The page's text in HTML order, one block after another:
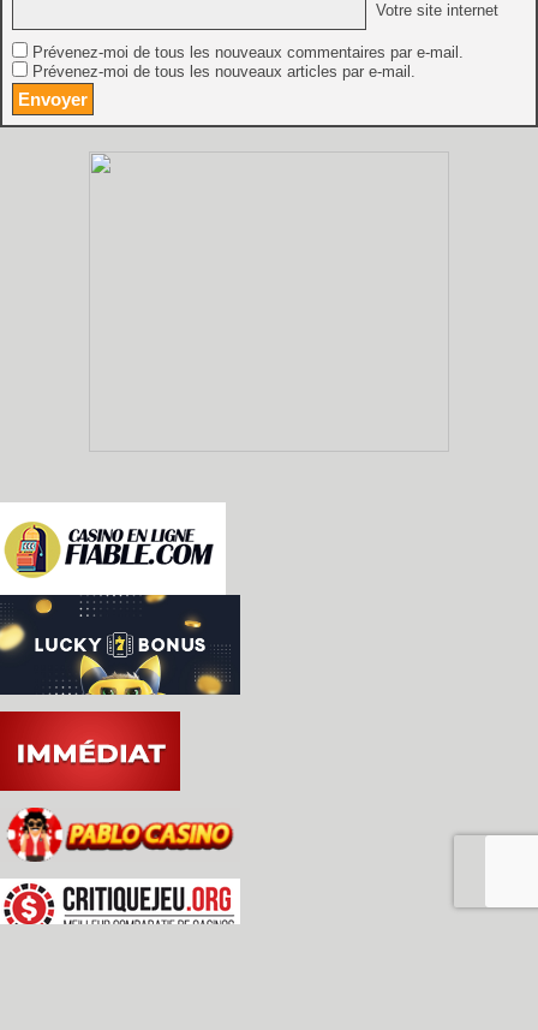
Votre site internet
Prévenez-moi de tous les nouveaux commentaires par e-mail.
Prévenez-moi de tous les nouveaux articles par e-mail.